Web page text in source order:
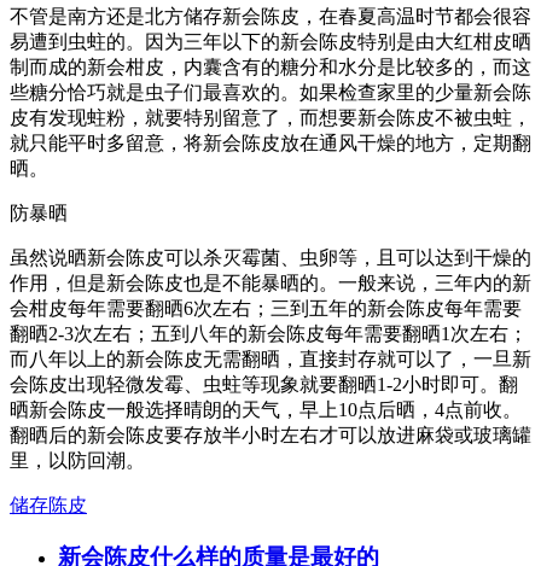
不管是南方还是北方储存新会陈皮，在春夏高温时节都会很容
易遭到虫蛀的。因为三年以下的新会陈皮特别是由大红柑皮晒
制而成的新会柑皮，内囊含有的糖分和水分是比较多的，而这
些糖分恰巧就是虫子们最喜欢的。如果检查家里的少量新会陈
皮有发现蛀粉，就要特别留意了，而想要新会陈皮不被虫蛀，
就只能平时多留意，将新会陈皮放在通风干燥的地方，定期翻
晒。
防暴晒
虽然说晒新会陈皮可以杀灭霉菌、虫卵等，且可以达到干燥的
作用，但是新会陈皮也是不能暴晒的。一般来说，三年内的新
会柑皮每年需要翻晒6次左右；三到五年的新会陈皮每年需要
翻晒2-3次左右；五到八年的新会陈皮每年需要翻晒1次左右；
而八年以上的新会陈皮无需翻晒，直接封存就可以了，一旦新
会陈皮出现轻微发霉、虫蛀等现象就要翻晒1-2小时即可。翻
晒新会陈皮一般选择晴朗的天气，早上10点后晒，4点前收。
翻晒后的新会陈皮要存放半小时左右才可以放进麻袋或玻璃罐
里，以防回潮。
储存陈皮
新会陈皮什么样的质量是最好的